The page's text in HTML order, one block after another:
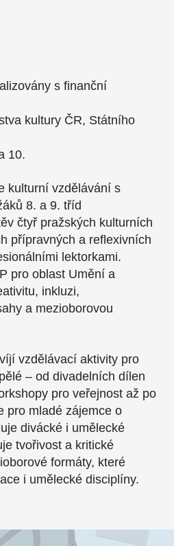
s finanční
kultury ČR, Státního
10.
kulturní vzdělávání s
8. a 9. tříd
čtyř pražských kulturních
přípravných a reflexivních
lektorkami.
pro oblast Umění a
inkluzi,
a mezioborovou
vzdělávací aktivity pro
– od divadelních dílen
pro veřejnost až po
pro mladé zájemce o
divácké i umělecké
tvořivost a kritické
formáty, které
i umělecké disciplíny.